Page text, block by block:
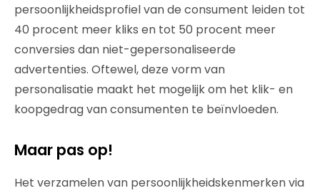
persoonlijkheidsprofiel van de consument leiden tot
40 procent meer kliks en tot 50 procent meer
conversies dan niet-gepersonaliseerde
advertenties. Oftewel, deze vorm van
personalisatie maakt het mogelijk om het klik- en
koopgedrag van consumenten te beïnvloeden.
Maar pas op!
Het verzamelen van persoonlijkheidskenmerken via